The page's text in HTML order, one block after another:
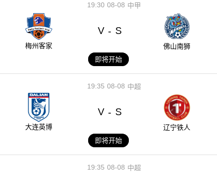
08-08
19:30 中甲
梅州客家
V - S
佛山南狮
即将开始
08-08
19:35 中超
大连英博
V - S
辽宁铁人
即将开始
08-08
19:35 中超